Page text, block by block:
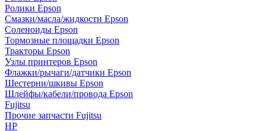
Ролики Epson
Смазки/масла/жидкости Epson
Соленоиды Epson
Тормозные площадки Epson
Тракторы Epson
Узлы принтеров Epson
Флажки/рычаги/датчики Epson
Шестерни/шкивы Epson
Шлейфы/кабели/провода Epson
Fujitsu
Прочие запчасти Fujitsu
HP